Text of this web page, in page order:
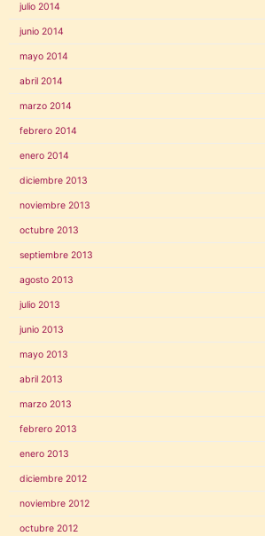
julio 2014
junio 2014
mayo 2014
abril 2014
marzo 2014
febrero 2014
enero 2014
diciembre 2013
noviembre 2013
octubre 2013
septiembre 2013
agosto 2013
julio 2013
junio 2013
mayo 2013
abril 2013
marzo 2013
febrero 2013
enero 2013
diciembre 2012
noviembre 2012
octubre 2012